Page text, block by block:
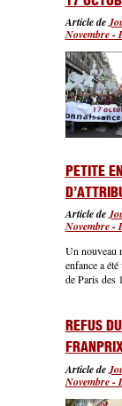
Article de
Novembre -
PETITE
Article de
Novembre -
Un nouveau
enfance a
de Paris des
REFUS
Article de
Novembre -